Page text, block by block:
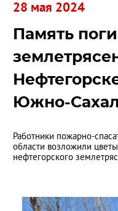
Память
Южно-
Работники пожарно-
области возложили
нефтегорского
28 мая 2024